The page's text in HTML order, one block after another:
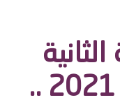
للإسكان مطلع 2021 ..